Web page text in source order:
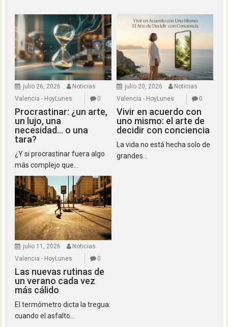
julio 26, 2026
Noticias
Valencia - HoyLunes
0
Procrastinar: ¿un arte,
un lujo, una
necesidad… o una
tara?
¿Y si procrastinar fuera algo
más complejo que...
julio 20, 2026
Noticias
Valencia - HoyLunes
0
Vivir en acuerdo con
uno mismo: el arte de
decidir con conciencia
La vida no está hecha solo de
grandes...
julio 11, 2026
Noticias
Valencia - HoyLunes
0
Las nuevas rutinas de
un verano cada vez
más cálido
El termómetro dicta la tregua:
cuando el asfalto...